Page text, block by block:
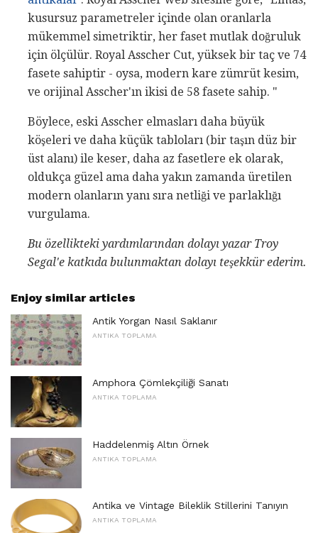
kusursuz parametreler içinde olan oranlarla
mükemmel simetriktir, her faset mutlak doğruluk
için ölçülür. Royal Asscher Cut, yüksek bir taç ve 74
fasete sahiptir - oysa, modern kare zümrüt kesim,
ve orijinal Asscher'ın ikisi de 58 fasete sahip. "
Böylece, eski Asscher elmasları daha büyük
köşeleri ve daha küçük tabloları (bir taşın düz bir
üst alanı) ile keser, daha az fasetlere ek olarak,
oldukça güzel ama daha yakın zamanda üretilen
modern olanların yanı sıra netliği ve parlaklığı
vurgulama.
Bu özellikteki yardımlarından dolayı yazar Troy
Segal'e katkıda bulunmaktan dolayı teşekkür ederim.
Enjoy similar articles
Antik Yorgan Nasıl Saklanır
ANTIKA TOPLAMA
Amphora Çömlekçiliği Sanatı
ANTIKA TOPLAMA
Haddelenmiş Altın Örnek
ANTIKA TOPLAMA
Antika ve Vintage Bileklik Stillerini Tanıyın
ANTIKA TOPLAMA